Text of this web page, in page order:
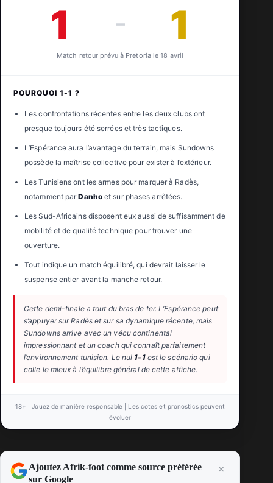
1 – 1
Match retour prévu à Pretoria le 18 avril
POURQUOI 1-1 ?
Les confrontations récentes entre les deux clubs ont
presque toujours été serrées et très tactiques.
L’Espérance aura l’avantage du terrain, mais Sundowns
possède la maîtrise collective pour exister à l’extérieur.
Les Tunisiens ont les armes pour marquer à Radès,
notamment parDanhoet sur phases arrêtées.
Les Sud-Africains disposent eux aussi de suffisamment de
mobilité et de qualité technique pour trouver une
ouverture.
Tout indique un match équilibré, qui devrait laisser le
suspense entier avant la manche retour.
Cette demi-finale a tout du bras de fer. L’Espérance peut
s’appuyer sur Radès et sur sa dynamique récente, mais
Sundowns arrive avec un vécu continental
impressionnant et un coach qui connaît parfaitement
l’environnement tunisien. Le nul 1-1est le scénario qui
colle le mieux à l’équilibre général de cette affiche.
18+ | Jouez de manière responsable | Les cotes et pronostics peuvent
évoluer
Ajoutez Afrik-foot comme source préférée
sur Google